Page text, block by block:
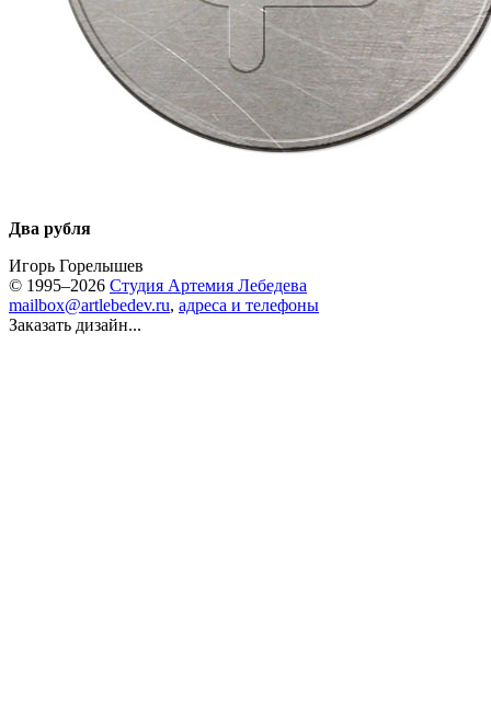
Два рубля
Игорь Горелышев
© 1995–2026 Студия Артемия Лебедева
mailbox@artlebedev.ru, адреса и телефоны
Заказать дизайн...